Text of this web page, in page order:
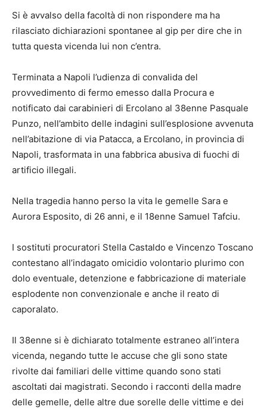
Si è avvalso della facoltà di non rispondere ma ha
rilasciato dichiarazioni spontanee al gip per dire che in
tutta questa vicenda lui non c’entra.
Terminata a Napoli l’udienza di convalida del
provvedimento di fermo emesso dalla Procura e
notificato dai carabinieri di Ercolano al 38enne Pasquale
Punzo, nell’ambito delle indagini sull’esplosione avvenuta
nell’abitazione di via Patacca, a Ercolano, in provincia di
Napoli, trasformata in una fabbrica abusiva di fuochi di
artificio illegali.
Nella tragedia hanno perso la vita le gemelle Sara e
Aurora Esposito, di 26 anni, e il 18enne Samuel Tafciu.
I sostituti procuratori Stella Castaldo e Vincenzo Toscano
contestano all’indagato omicidio volontario plurimo con
dolo eventuale, detenzione e fabbricazione di materiale
esplodente non convenzionale e anche il reato di
caporalato.
Il 38enne si è dichiarato totalmente estraneo all’intera
vicenda, negando tutte le accuse che gli sono state
rivolte dai familiari delle vittime quando sono stati
ascoltati dai magistrati. Secondo i racconti della madre
delle gemelle, delle altre due sorelle delle vittime e dei